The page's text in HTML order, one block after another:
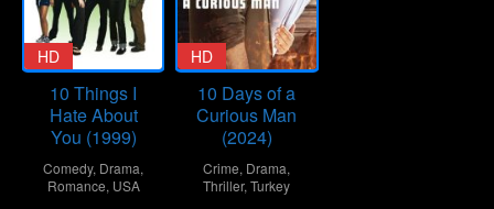
HD
10 Things I
Hate About
You (1999)
Comedy, Drama,
Romance, USA
HD
10 Days of a
Curious Man
(2024)
Crime, Drama,
Thriller,Turkey